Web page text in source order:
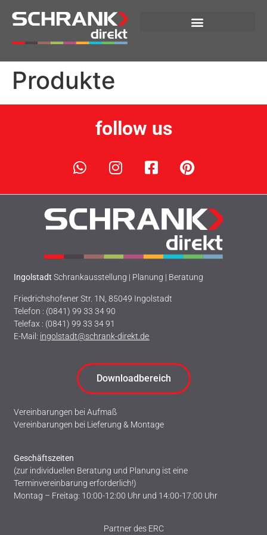
Produkte
follow us
IngolstadtSchrankausstellung | Planung | Beratung
Friedrichshofener Str. 1N, 85049 Ingolstadt
Telefon : (0841) 99 33 34 90
Telefax : (0841) 99 33 34 91
E-Mail: ingolstadt@schrank-direkt.de
Downloadbereich
Vereinbarungen bei Aufmaß
Vereinbarungen bei Lieferung & Montage
Geschäftszeiten
(zur individuellen Beratung und Planung ist eine
Terminvereinbarung erforderlich!)
Montag – Freitag: 10:00-12:00 Uhr und 14:00-17:00 Uhr
Partner des ERC